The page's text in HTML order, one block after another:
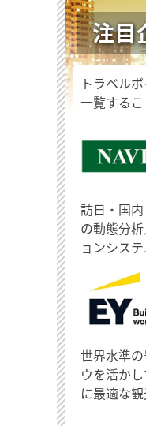
注目
トラベル
一覧するこ
訪日・国
の動態分
ョンシス
世界水準
ウを活か
に最適な